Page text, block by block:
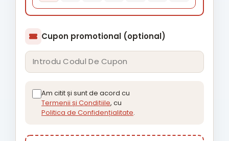
Cupon promotional (optional)
Am citit și sunt de acord cu
Termenii și Condițiile, cu
Politica de Confidențialitate.